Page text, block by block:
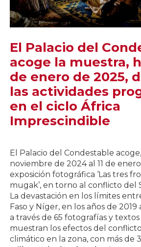
El Palacio del
acoge la muestra,
de enero de 2025,
las actividades
en el ciclo África
Imprescindible
El Palacio del Condestable
noviembre de 2024 al 11 de
exposición fotográfica ‘Las tres
mugak’, en torno al conflicto del
La devastación en los límites
Faso y Níger, en los años de 2019
a través de 65 fotografías y
muestran los efectos del
climático en la zona, con más de